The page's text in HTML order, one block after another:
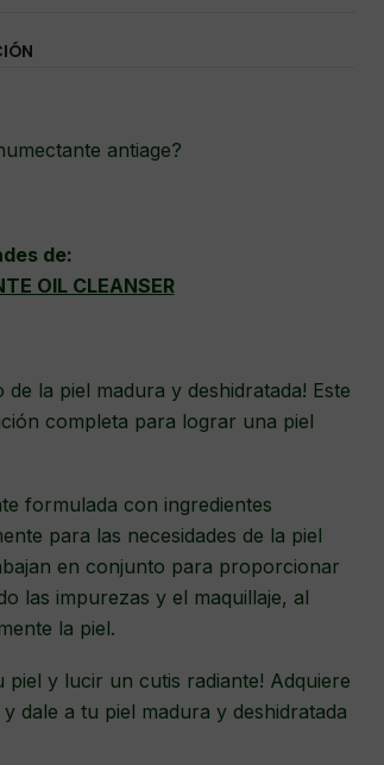
antiage?
de:
OIL CLEANSER
la piel madura y deshidratada! Este
completa para lograr una piel
formulada con ingredientes
para las necesidades de la piel
en conjunto para proporcionar
las impurezas y el maquillaje, al
la piel.
piel y lucir un cutis radiante! Adquiere
dale a tu piel madura y deshidratada